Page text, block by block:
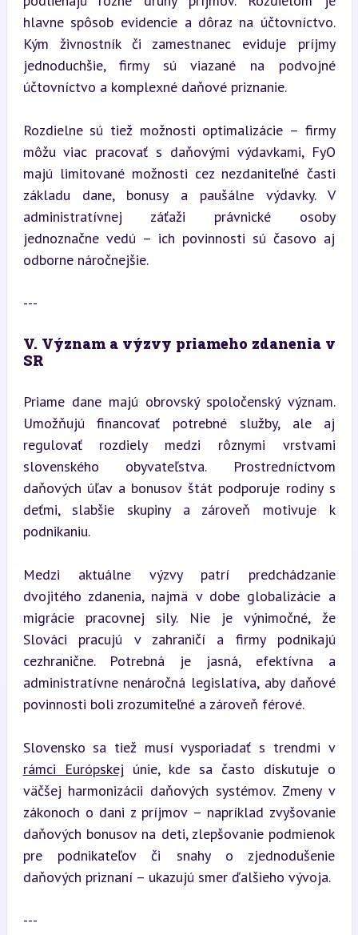
hlavne spôsob evidencie a dôraz na účtovníctvo.
Kým živnostník či zamestnanec eviduje príjmy
jednoduchšie, firmy sú viazané na podvojné
účtovníctvo a komplexné daňové priznanie.
Rozdielne sú tiež možnosti optimalizácie – firmy
môžu viac pracovať s daňovými výdavkami, FyO
majú limitované možnosti cez nezdaniteľné časti
základu dane, bonusy a paušálne výdavky. V
administratívnej záťaži právnické osoby
jednoznačne vedú – ich povinnosti sú časovo aj
odborne náročnejšie.
---
V. Význam a výzvy priameho zdanenia v
SR
Priame dane majú obrovský spoločenský význam.
Umožňujú financovať potrebné služby, ale aj
regulovať rozdiely medzi rôznymi vrstvami
slovenského obyvateľstva. Prostredníctvom
daňových úľav a bonusov štát podporuje rodiny s
deťmi, slabšie skupiny a zároveň motivuje k
podnikaniu.
Medzi aktuálne výzvy patrí predchádzanie
dvojitého zdanenia, najmä v dobe globalizácie a
migrácie pracovnej sily. Nie je výnimočné, že
Slováci pracujú v zahraničí a firmy podnikajú
cezhranične. Potrebná je jasná, efektívna a
administratívne nenáročná legislatíva, aby daňové
povinnosti boli zrozumiteľné a zároveň férové.
Slovensko sa tiež musí vysporiadať s trendmi v
rámci Európskej únie, kde sa často diskutuje o
väčšej harmonizácii daňových systémov. Zmeny v
zákonoch o dani z príjmov – napríklad zvyšovanie
daňových bonusov na deti, zlepšovanie podmienok
pre podnikateľov či snahy o zjednodušenie
daňových priznaní – ukazujú smer ďalšieho vývoja.
---